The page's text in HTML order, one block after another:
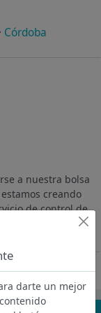
· Córdoba
a nuestra bolsa
creando
de control de
Artes de...
desactivada
darte un mejor